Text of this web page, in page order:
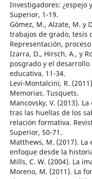
Investigadores: ¿espejo
Superior, 1-19.
Gómez, M., Alzate, M. y
trabajos de grado, tesis
Representación,
Izarra, D., Hirsch, A., y
posgrado y el
educativa, 11-34.
Levi-Montalcini, R.
Memorias. Tusquets.
Mancovsky, V. (2013).
tras las huellas de los
relación formativa.
Superior, 50-71.
Matthews, M. (2017). La
enfoque desde la
Mills, C. W. (2004). La
Moreno, M. (2011). La